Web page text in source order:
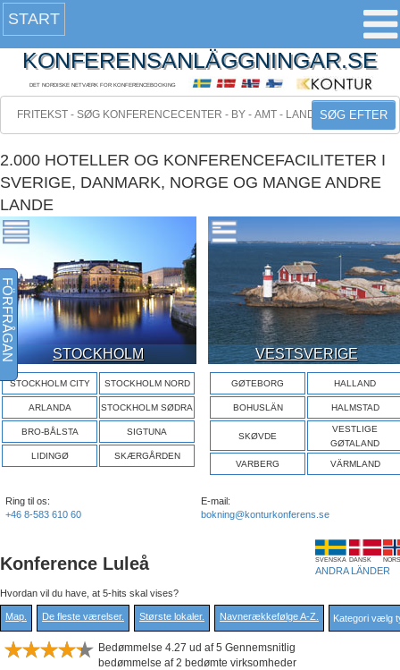
START
KONFERENSANLÄGGNINGAR.SE
DET NORDISKE NETVÆRK FOR KONFERENCEBOOKING
SØG EFTER
2.000 HOTELLER OG KONFERENCEFACILITETER I
SVERIGE, DANMARK, NORGE OG MANGE ANDRE
LANDE
STOCKHOLM
STOCKHOLM CITY STOCKHOLM NORD
ARLANDA STOCKHOLM SØDRA
BRO-BÅLSTA SIGTUNA
LIDINGØ SKÆRGÅRDEN
VESTSVERIGE
GØTEBORG HALLAND
BOHUSLÄN HALMSTAD
SKØVDE
VESTLIGE
GØTALAND
VARBERG VÄRMLAND
Ring til os:
+46 8-583 610 60
E-mail:
bokning@konturkonferens.se
Konference Luleå SVENSKA DANSK
ANDRA LÄNDER
Hvordan vil du have, at 5-hits skal vises?
Map De fleste værelser. Største lokaler. Navnerækkefølge A-Z
Bedømmelse 4.27 ud af 5 Gennemsnitlig
bedømmelse af 2 bedømte virksomheder
FÖRFRÅGAN